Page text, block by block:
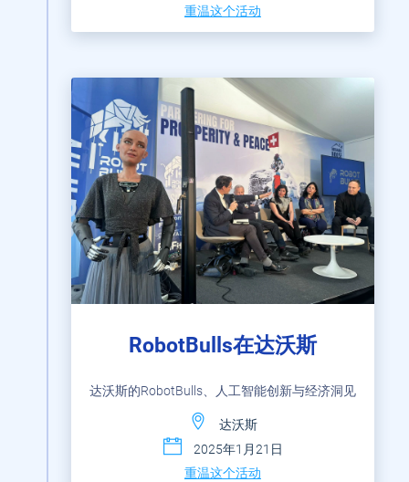
重温这个活动
RobotBulls在达沃斯
达沃斯的RobotBulls、人工智能创新与经济洞见
达沃斯
2025年1月21日
重温这个活动